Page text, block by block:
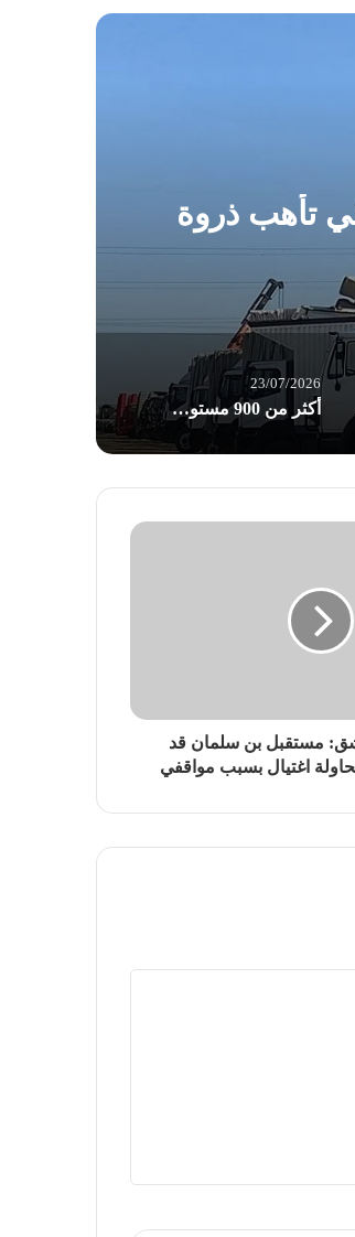
تأهب ذروة
23/07/2026
أكثر من 900 مستوطن يقتحمون الأقصى في ذكرى “خراب الهيكل” المزعوم
مستقبل بن سلمان قد
اغتيال بسبب مواقفي